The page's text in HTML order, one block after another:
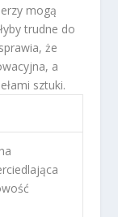
mogą
trudne do
że
a
sztuki.